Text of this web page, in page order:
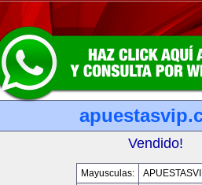
Vendido!
Mayusculas: